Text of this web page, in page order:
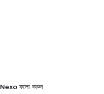
Nexo ফলো করুন